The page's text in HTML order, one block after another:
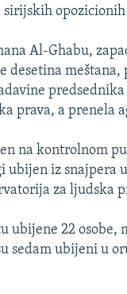
sirijskih
Al-Ghabu,
desetina meštana,
predsednika
prava, a prenela
na kontrolnom
iz snajpera
za ljudska
ubijene 22 osobe,
sedam ubijeni u